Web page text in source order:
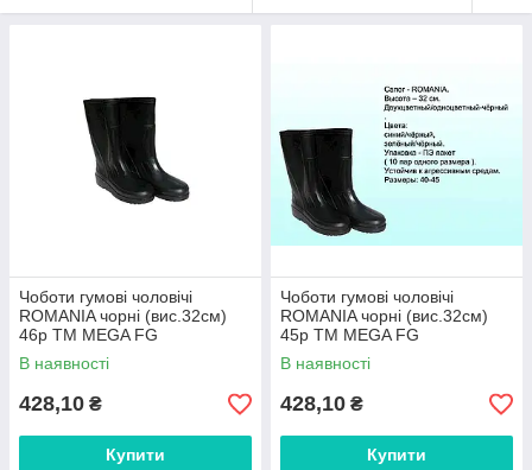
Чоботи гумові чоловічі
ROMANIA чорні (вис.32см)
46р ТМ MEGA FG
В наявності
428,10 ₴
Купити
Чоботи гумові чоловічі
ROMANIA чорні (вис.32см)
45р ТМ MEGA FG
В наявності
428,10 ₴
Купити